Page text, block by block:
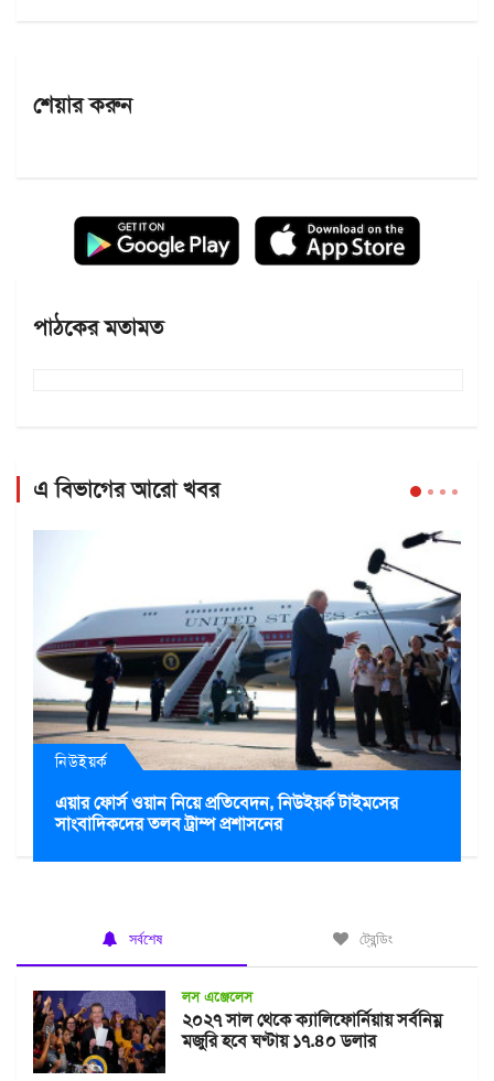
শেয়ার করুন
পাঠকের মতামত
এ বিভাগের আরো খবর
নিউইয়র্ক
এয়ার ফোর্স ওয়ান নিয়ে প্রতিবেদন, নিউইয়র্ক টাইমসের
সাংবাদিকদের তলব ট্রাম্প প্রশাসনের
সর্বশেষ ট্রেন্ডিং
লস এঞ্জেলেস
২০২৭ সাল থেকে ক্যালিফোর্নিয়ায় সর্বনিম্ন
মজুরি হবে ঘণ্টায় ১৭.৪০ ডলার